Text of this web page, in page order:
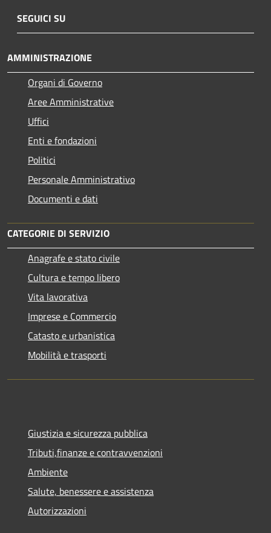
SEGUICI SU
AMMINISTRAZIONE
Organi di Governo
Aree Amministrative
Uffici
Enti e fondazioni
Politici
Personale Amministrativo
Documenti e dati
CATEGORIE DI SERVIZIO
Anagrafe e stato civile
Cultura e tempo libero
Vita lavorativa
Imprese e Commercio
Catasto e urbanistica
Mobilità e trasporti
Giustizia e sicurezza pubblica
Tributi,finanze e contravvenzioni
Ambiente
Salute, benessere e assistenza
Autorizzazioni